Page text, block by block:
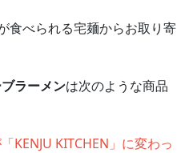
食べられる宅麺からお取り寄
ラーメンは次のような商品
KENJU KITCHEN」に変わっ